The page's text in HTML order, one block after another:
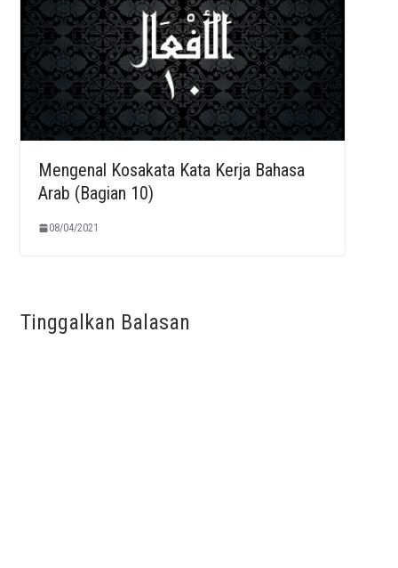
Mengenal Kosakata Kata Kerja Bahasa
Arab (Bagian 10)
08/04/2021
Tinggalkan Balasan